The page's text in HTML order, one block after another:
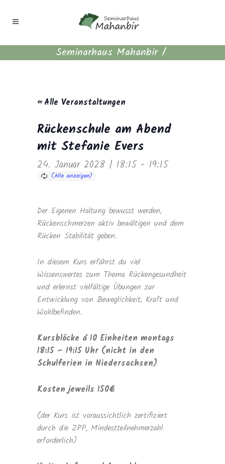
Seminarhaus Mahanbir/
« Alle Veranstaltungen
Rückenschule am Abend
mit Stefanie Evers
24. Januar 2028 | 18:15- 19:15
Der Eigenen Haltung bewusst werden,
Rückenschmerzen aktiv bewältigen und dem
Rücken Stabilität geben.
In diesem Kurs erfährst du viel
Wissenswertes zum Thema Rückengesundheit
und erlernst vielfältige Übungen zur
Entwicklung von Beweglichkeit, Kraft und
Wohlbefinden.
Kursblöcke á 10 Einheiten montags
18:15 – 19:15 Uhr (nicht in den
Schulferien in Niedersachsen)
Kosten jeweils 150€
(der Kurs ist voraussichtlich zertifiziert
durch die ZPP, Mindestteilnehmerzahl
erforderlich)